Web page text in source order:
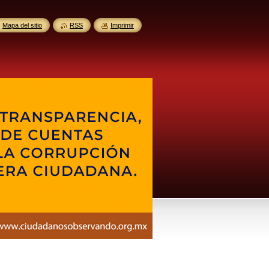
Mapa del sitio RSS Imprimir